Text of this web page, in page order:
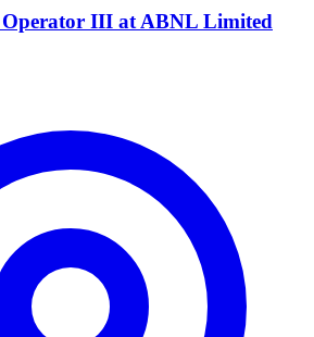
Operator III at ABNL Limited